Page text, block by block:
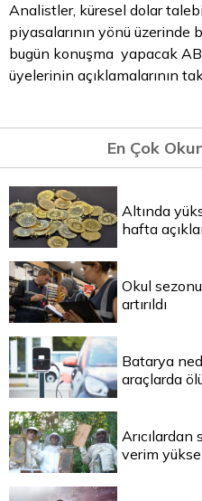
Analistler, küresel dolar
piyasalarının yönü üzerinde
bugün konuşma yapacak
üyelerinin açıklamalarının
En Çok
Altında
hafta
Okul
artırıldı
Batarya
araçlarda
verim